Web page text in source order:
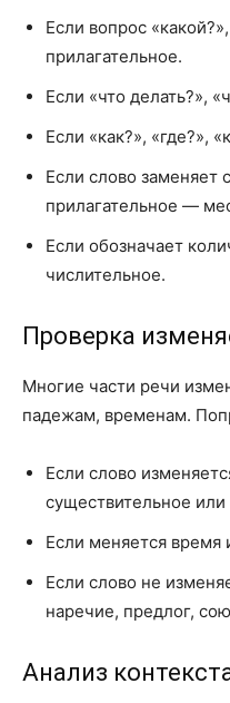
Если вопрос
прилагательное.
Если «что делать?»,
Если «как?», «где?»,
Если слово заменяет
прилагательное —
Если обозначает
числительное.
Проверка
Многие части речи
падежам, временам.
Если слово
существительное или
Если меняется время
Если слово не
наречие, предлог,
Анализ